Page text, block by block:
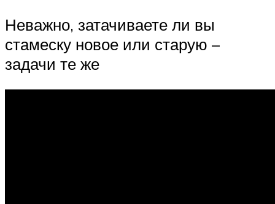
Неважно, затачиваете ли вы
стамеску новое или старую –
задачи те же